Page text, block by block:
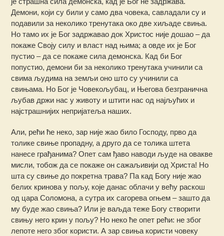
Демони, који су били у само два човека, савладали су и
подавили за неколико тренутака око две хиљаде свиња.
Но тамо их је Бог задржавао док Христос није дошао – да
покаже Своју силу и власт над њима; а овде их је Бог
пустио – да се покаже сила демонска. Кад би Бог
попустио, демони би за неколико тренутака учинили са
свима људима на земљи оно што су учинили са
свињама. Но Бог је Човекољубац, и Његова безгранична
љубав држи нас у животу и штити нас од најљућих и
најстрашнијих непријатеља наших.
Али, рећи ће неко, зар није жао било Господу, прво да
толике свиње пропадну, а друго да се толика штета
нанесе грађанима? Опет сам ђаво наводи људе на овакве
мисли, тобож да се покаже он сажаљивији од Христа! Но
шта су свиње до покретна трава? Па кад Богу није жао
белих кринова у пољу, које данас облачи у већу раскош
од цара Соломона, а сутра их сагорева огњем – зашто да
му буде жао свиња? Или је ваљда теже Богу створити
свињу него крин у пољу? Но неко ће опет рећи: не због
лепоте него због користи. А зар свиња користи човеку